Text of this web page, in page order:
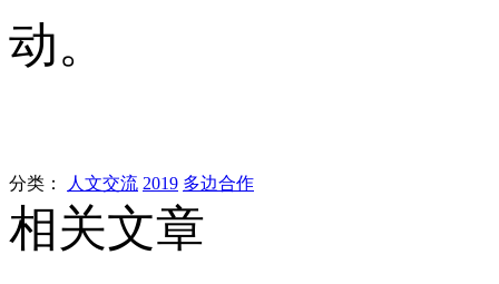
动。
分类： 人文交流 2019 多边合作
相关文章